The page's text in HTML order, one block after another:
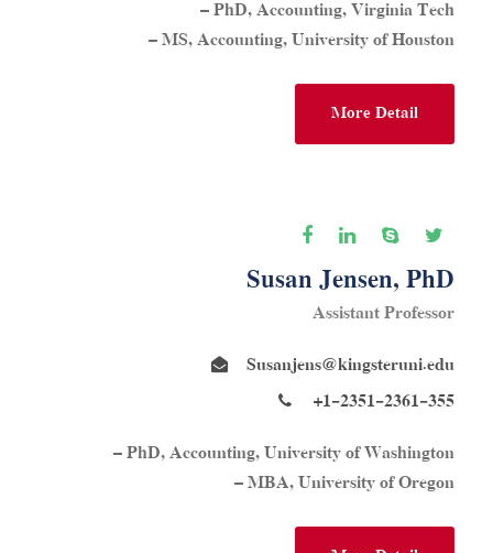
– PhD, Accounting, Virginia Tech
– MS, Accounting, University of Houston
More Detail
Susan Jensen, PhD
Assistant Professor
Susanjens@kingsteruni.edu
+1-2351-2361-355
– PhD, Accounting, University of Washington
– MBA, University of Oregon